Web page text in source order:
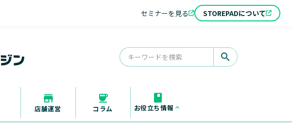
search
店舗運営 コラム お役立ち情報 keyboard_arrow_up
セミナーを見る STOREPADについて